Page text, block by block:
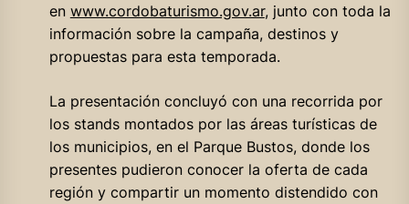
en www.cordobaturismo.gov.ar, junto con toda la
información sobre la campaña, destinos y
propuestas para esta temporada.
La presentación concluyó con una recorrida por
los stands montados por las áreas turísticas de
los municipios, en el Parque Bustos, donde los
presentes pudieron conocer la oferta de cada
región y compartir un momento distendido con